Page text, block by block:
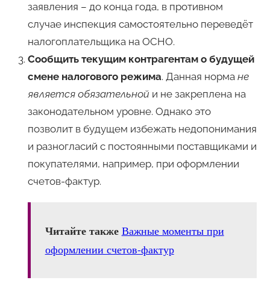
заявления – до конца года, в противном
случае инспекция самостоятельно переведёт
налогоплательщика на ОСНО.
Сообщить текущим контрагентам о будущей
смене налогового режима. Данная норма не
является обязательной и не закреплена на
законодательном уровне. Однако это
позволит в будущем избежать недопонимания
и разногласий с постоянными поставщиками и
покупателями, например, при оформлении
счетов-фактур.
Читайте также Важные моменты при
оформлении счетов-фактур